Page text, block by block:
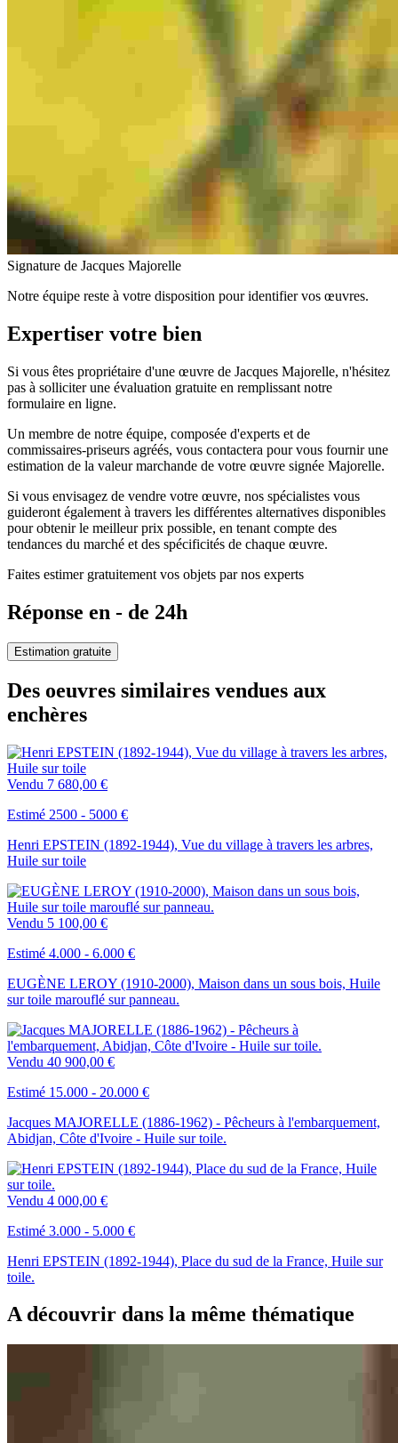
Signature de Jacques Majorelle
Notre équipe reste à votre disposition pour identifier vos œuvres.
Expertiser votre bien
Si vous êtes propriétaire d'une œuvre de Jacques Majorelle, n'hésitez
pas à solliciter une évaluation gratuite en remplissant notre
formulaire en ligne.
Un membre de notre équipe, composée d'experts et de
commissaires-priseurs agréés, vous contactera pour vous fournir une
estimation de la valeur marchande de votre œuvre signée Majorelle.
Si vous envisagez de vendre votre œuvre, nos spécialistes vous
guideront également à travers les différentes alternatives disponibles
pour obtenir le meilleur prix possible, en tenant compte des
tendances du marché et des spécificités de chaque œuvre.
Faites estimer gratuitement vos objets par nos experts
Réponse en - de 24h
Estimation gratuite
Des oeuvres similaires vendues aux
enchères
Vendu 7 680,00 €
Estimé 2500 - 5000 €
Henri EPSTEIN (1892-1944), Vue du village à travers les arbres,
Huile sur toile
Vendu 5 100,00 €
Estimé 4.000 - 6.000 €
EUGÈNE LEROY (1910-2000), Maison dans un sous bois, Huile
sur toile marouflé sur panneau.
Vendu 40 900,00 €
Estimé 15.000 - 20.000 €
Jacques MAJORELLE (1886-1962) - Pêcheurs à l'embarquement,
Abidjan, Côte d'Ivoire - Huile sur toile.
Vendu 4 000,00 €
Estimé 3.000 - 5.000 €
Henri EPSTEIN (1892-1944), Place du sud de la France, Huile sur
toile.
A découvrir dans la même thématique